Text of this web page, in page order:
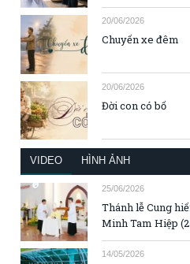
20/06/2026
Chuyến xe đêm
20/06/2026
Đời con có bố
VIDEO HÌNH ẢNH
25/06/2026
Thánh lễ Cung
Minh Tam Hiệp
14/05/2026